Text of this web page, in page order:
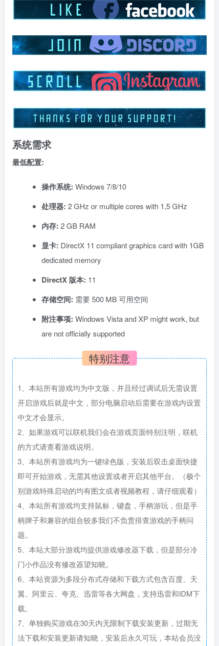
系统需求
最低配置:
操作系统: Windows 7/8/10
处理器: 2 GHz or multiple cores with 1,5 GHz
内存: 2 GB RAM
显卡: DirectX 11 compliant graphics card with 1GB
dedicated memory
DirectX 版本: 11
存储空间: 需要 500 MB 可用空间
附注事项: Windows Vista and XP might work, but
are not officially supported
特别注意
1、本站所有游戏均为中文版，并且经过调试后无需设置
开启游戏后就是中文，部分电脑启动后需要在游戏内设置
中文才会显示。
2、如果游戏可以联机我们会在游戏页面特别注明，联机
的方式请查看游戏说明。
3、本站所有游戏均为一键绿色版，安装后双击桌面快捷
即可开始游戏，无需其他设置或者开启其他平台。（极个
别游戏特殊启动的均有图文或者视频教程，请仔细观看）
4、本站所有游戏均支持鼠标，键盘，手柄游玩，但是手
柄牌子和兼容的组合较多我们不负责排查游戏的手柄问
题。
5、本站大部分游戏均提供游戏修改器下载，但是部分冷
门小作品没有修改器望知晓。
6、本站资源为多段分布式存储和下载方式包含百度、天
翼、阿里云、夸克、迅雷等各大网盘，支持迅雷和IDM下
载。
7、单独购买游戏在30天内无限制下载安装更新，过期无
法下载和安装更新请知晓，安装后永久可玩，本站会员没